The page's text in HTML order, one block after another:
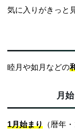
気に入りがきっと
睦月や如月などの
月
1月始まり （暦年